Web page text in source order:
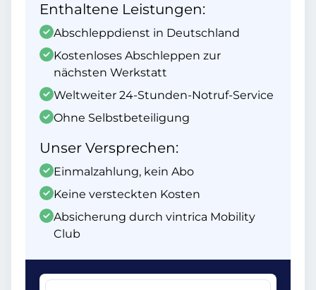
Enthaltene Leistungen:
Abschleppdienst in Deutschland
Kostenloses Abschleppen zur
nächsten Werkstatt
Weltweiter 24-Stunden-Notruf-Service
Ohne Selbstbeteiligung
Unser Versprechen:
Einmalzahlung, kein Abo
Keine versteckten Kosten
Absicherung durch vintrica Mobility
Club